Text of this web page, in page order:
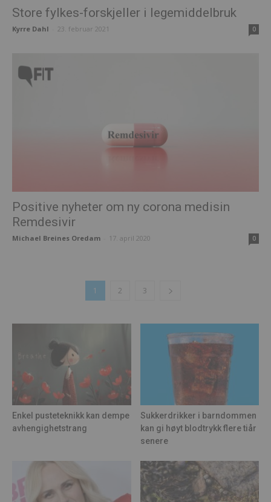
Store fylkes-forskjeller i legemiddelbruk
Kyrre Dahl 23. februar 2021 0
Positive nyheter om ny corona medisin
Remdesivir
Michael Breines Oredam 17. april 2020 0
1 2 3
Enkel pusteteknikk kan dempe
avhengighetstrang
Sukkerdrikker i barndommen
kan gi høyt blodtrykk flere tiår
senere